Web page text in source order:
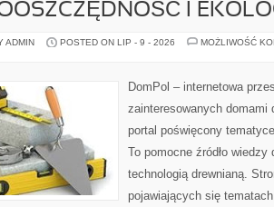
I
ADMIN POSTED ON LIP - 9 - 2026
MOŻLIWOŚĆ
DomPol – internetowa
zainteresowanych domami
portal poświęcony
To pomocne źródło
technologią drewnianą.
pojawiających się